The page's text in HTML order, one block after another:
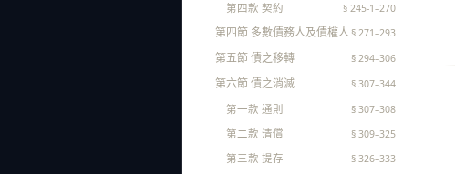
第四款 契約 § 245-1–270
第四節 多數債務人及債權人§ 271–293
第五節 債之移轉 § 294–306
第六節 債之消滅 § 307–344
第一款 通則 § 307–308
第二款 清償 § 309–325
第三款 提存 § 326–333